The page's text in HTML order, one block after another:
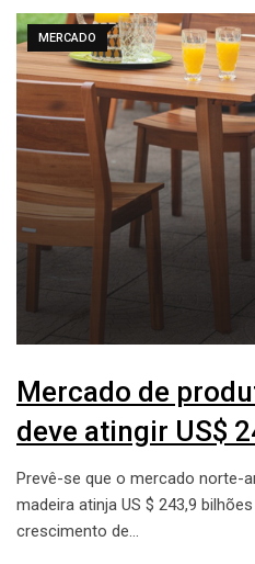
MERCADO
Mercado de
deve atingir US$
Prevê-se que o mercado norte-
madeira atinja US $ 243,9
crescimento de…